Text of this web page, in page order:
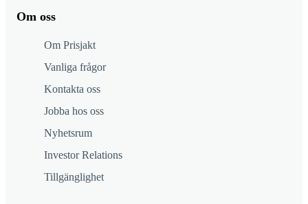
Om oss
Om Prisjakt
Vanliga frågor
Kontakta oss
Jobba hos oss
Nyhetsrum
Investor Relations
Tillgänglighet